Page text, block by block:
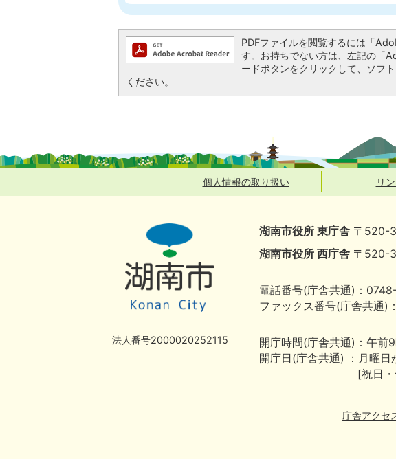
PDFファイルを閲覧するには「
す。お持ちでない方は、左記の「
ードボタンをクリックして、ソフ
ください。
個人情報の取り扱い リ
法人番号2000020252115
湖南市役所 東庁舎 〒520-
湖南市役所 西庁舎 〒520-
電話番号(庁舎共通)：
ファックス番号(庁舎共通
開庁時間(庁舎共通)：午前
開庁日(庁舎共通) ：月曜日
[祝日
庁舎アクセ